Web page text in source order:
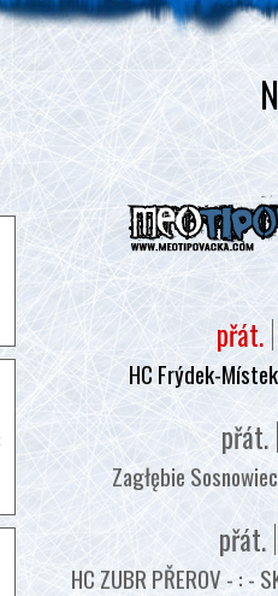
přát.
HC Frýdek-
přát.
Zagłębie
přát.
HC ZUBR PŘEROV - : -